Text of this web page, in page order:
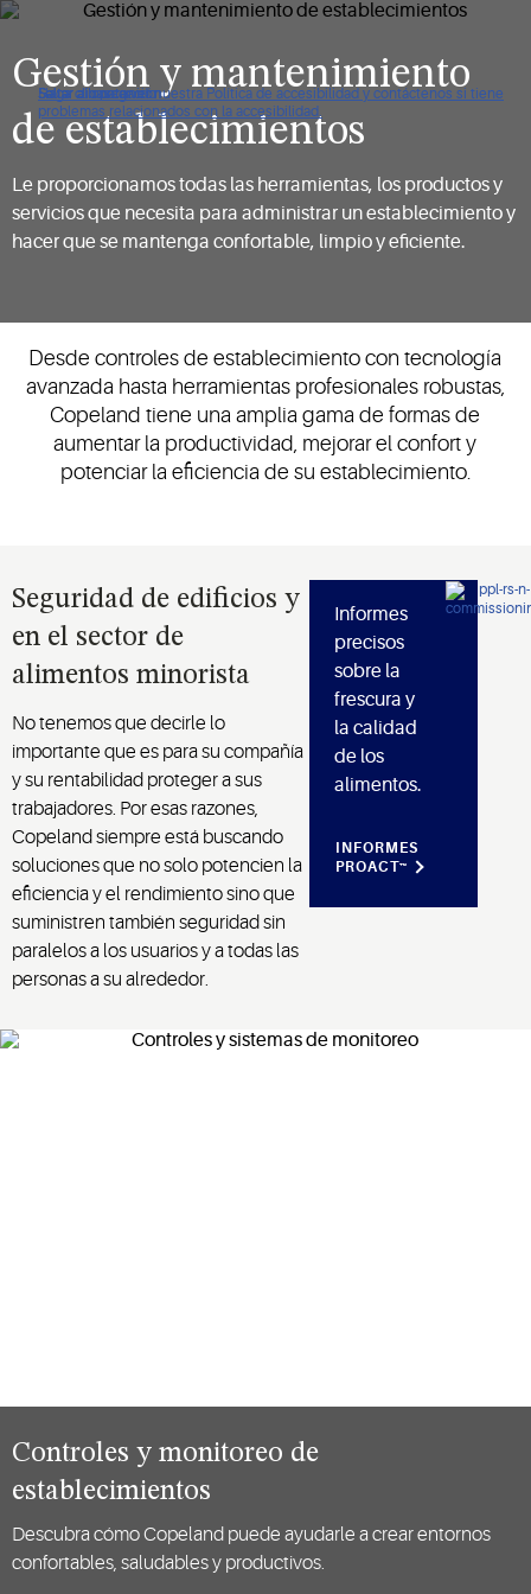
Haga clic para ver nuestra Política de accesibilidad y contáctenos si tiene
problemas relacionados con la accesibilidad.
Saltar a navegación
Saltar al contenido
Saltar a buscar
Gestión y mantenimiento
de establecimientos
Le proporcionamos todas las herramientas, los productos y
servicios que necesita para administrar un establecimiento y
hacer que se mantenga confortable, limpio y eficiente.
Desde controles de establecimiento con tecnología
avanzada hasta herramientas profesionales robustas,
Copeland tiene una amplia gama de formas de
aumentar la productividad, mejorar el confort y
potenciar la eficiencia de su establecimiento.
Seguridad de edificios y
en el sector de
alimentos minorista
No tenemos que decirle lo
importante que es para su compañía
y su rentabilidad proteger a sus
trabajadores. Por esas razones,
Copeland siempre está buscando
soluciones que no solo potencien la
eficiencia y el rendimiento sino que
suministren también seguridad sin
paralelos a los usuarios y a todas las
personas a su alrededor.
Informes
precisos
sobre la
frescura y
la calidad
de los
alimentos.
INFORMES
PROACT™
Controles y monitoreo de
establecimientos
Descubra cómo Copeland puede ayudarle a crear entornos
confortables, saludables y productivos.